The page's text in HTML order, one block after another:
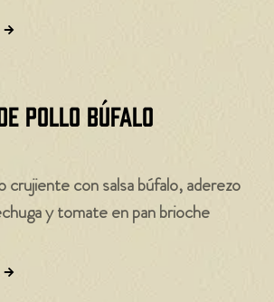
pollo búfalo
crujiente con salsa búfalo, aderezo
y tomate en pan brioche